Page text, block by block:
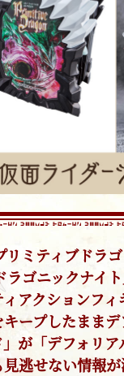
ミティブドラ
ゴニックナイ
アクションフ
ープしたままデ
が「デフォリア
逃せない情報